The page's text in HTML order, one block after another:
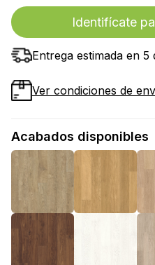
Identifícate
Entrega estimada en 5
Ver condiciones de
Acabados disponibles